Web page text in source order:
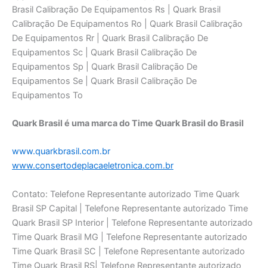
Quark Brasil é uma marca do Time Quark Brasil do Brasil
www.quarkbrasil.com.br
www.consertodeplacaeletronica.com.br
Contato: Telefone Representante autorizado Time Quark
Brasil SP Capital | Telefone Representante autorizado Time
Quark Brasil SP Interior | Telefone Representante autorizado
Time Quark Brasil MG | Telefone Representante autorizado
Time Quark Brasil SC | Telefone Representante autorizado
Time Quark Brasil RS| Telefone Representante autorizado